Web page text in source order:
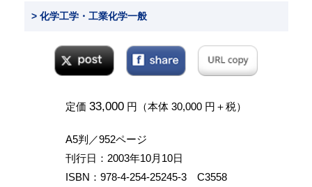
> 化学工学・工業化学一般
定価 33,000 円（本体 30,000 円＋税）
A5判／952ページ
刊行日：2003年10月10日
ISBN：978-4-254-25245-3 C3558